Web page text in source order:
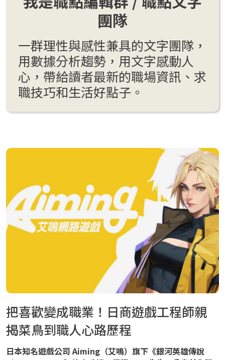
團隊
一群理性與感性兼具的文字團隊，
用數據分析趨勢，用文字感動人
心，帶給讀者最新的職場資訊、求
職技巧和生活好點子。
把喜歡變成職業！日商遊戲工程師親
揭菜鳥到職人心路歷程
日本知名遊戲公司 Aiming（艾鳴）旗下《銀河英雄傳說